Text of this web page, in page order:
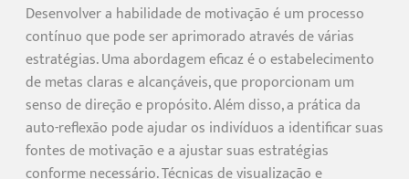
Desenvolver a habilidade de motivação é um processo
contínuo que pode ser aprimorado através de várias
estratégias. Uma abordagem eficaz é o estabelecimento
de metas claras e alcançáveis, que proporcionam um
senso de direção e propósito. Além disso, a prática da
auto-reflexão pode ajudar os indivíduos a identificar suas
fontes de motivação e a ajustar suas estratégias
conforme necessário. Técnicas de visualização e